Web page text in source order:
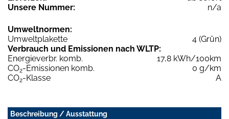
Unsere Nummer:
n/a
Umweltnormen:
Umweltplakette
4 (Grün)
Verbrauch und Emissionen nach WLTP:
Energieverbr. komb.
17,8 kWh/100km
CO2-Emissionen komb.
0 g/km
CO2-Klasse A
Beschreibung / Ausstattung